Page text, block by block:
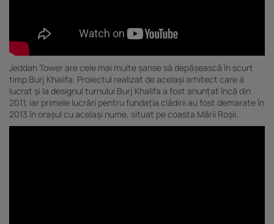
Jeddah Tower are cele mai multe șanse să depășească în scurt
timp Burj Khalifa. Proiectul realizat de același arhitect care a
lucrat și la designul turnului Burj Khalifa a fost anunțat încă din
2011, iar primele lucrări pentru fundația clădirii au fost demarate în
2013 în orașul cu același nume, situat pe coasta Mării Roșii.